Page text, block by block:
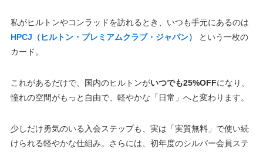
私がヒルトンやコンラッドを訪れるとき、いつも手元にあるのは
HPCJ（ヒルトン・プレミアムクラブ・ジャパン）
という一枚の
カード。
これがあるだけで、国内のヒルトンがいつでも25%OFFになり、
憧れの空間がもっと自由で、軽やかな「日常」へと変わります。
少しだけ勇気のいる入会ステップも、実は「実質無料」で使い続
けられる軽やかな仕組み。さらには、初年度のシルバー会員ステ